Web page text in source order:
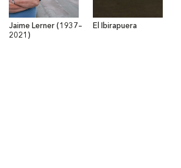
Jaime Lerner (1937–
2021)
El Ibirapuera